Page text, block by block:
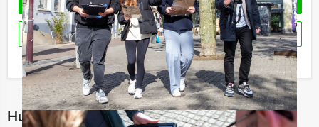
RESERVEREN
Ik heb een vraag over dit uitje
Hulp nodig bij het kiezen?